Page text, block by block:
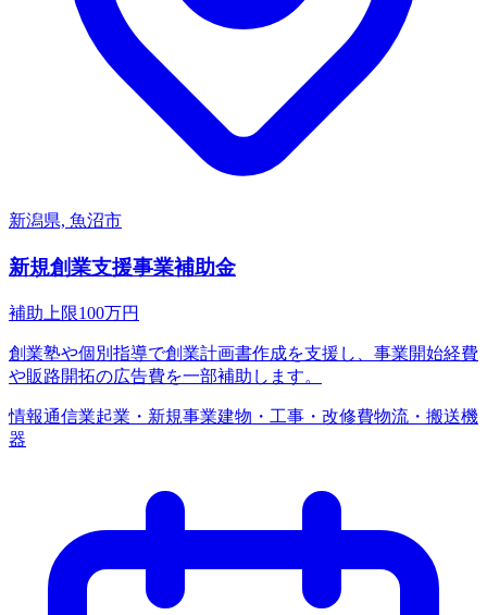
新潟県, 魚沼市
新規創業支援事業補助金
補助上限100万円
創業塾や個別指導で創業計画書作成を支援し、事業開始経費
や販路開拓の広告費を一部補助します。
情報通信業起業・新規事業建物・工事・改修費物流・搬送機
器